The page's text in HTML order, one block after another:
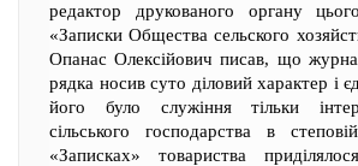
редактор друкованого органу
«Записки Общества сельского
Опанас Олексійович писав, що
рядка носив суто діловий характер і
його було служіння тільки
сільського господарства в
«Записках» товариства